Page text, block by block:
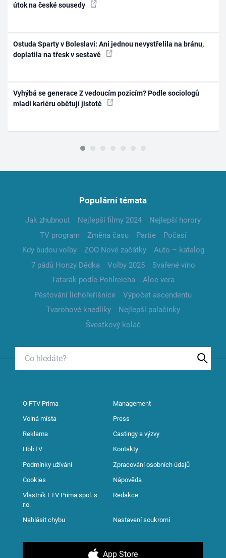
útok na české sousedy
Ostuda Sparty v Boleslavi: Ani jednou nevystřelila na bránu,
doplatila na třesk v sestavě
Vyhýbá se generace Z vedoucím pozicím? Podle sociologů
mladí kariéru obětují jistotě
Populární témata
Jak zhubnout Nejlepší filmy 2024
Nejlepší horory
TV program
Změna času Partie
Počasí
Kdy budou volby
ZOO Nové začátky
Auto – katalog
7 pádů Honzy Dědka
Volby 2025
Svařené víno
Tatarák podle Pohlreicha
Aloe vera
Pěstování lichořeřišnice
Výpočet ascendentu
Tvarohové knedlíky
Nejlepší palačinky
Švestkový koláč
O FTV Prima Management
Volná místa Press
Reklama Castingy a výzvy
HbbTV Kontakty
Podmínky užívání Zpracování osobních údajů
Cookies Nápověda
Vlastník FTV Prima spol. s
r.o.
Redakce
Nahlásit chybu Nastavení soukromí
App Store